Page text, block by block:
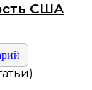
США